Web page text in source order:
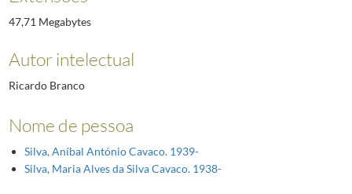
47,71 Megabytes
Autor intelectual
Ricardo Branco
Nome de pessoa
Silva, Aníbal António Cavaco. 1939-
Silva, Maria Alves da Silva Cavaco. 1938-